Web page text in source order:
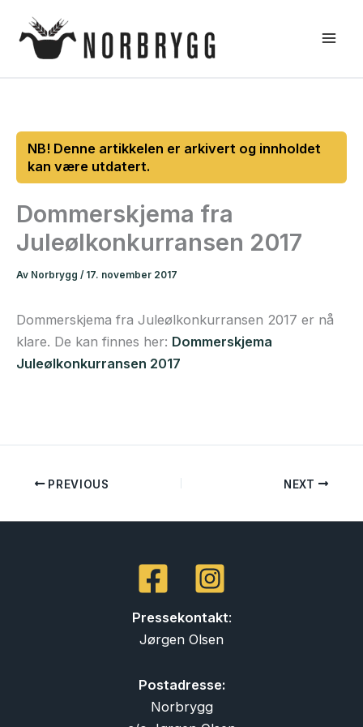
rett
Dommerskjema fra
Juleølkonkurransen 2017
Av Norbrygg / 17. november 2017
Dommerskjema fra Juleølkonkurransen 2017 er nå
klare. De kan finnes her: Dommerskjema
Juleølkonkurransen 2017
PREVIOUS NEXT
Pressekontakt:
Jørgen Olsen
Postadresse:
Norbrygg